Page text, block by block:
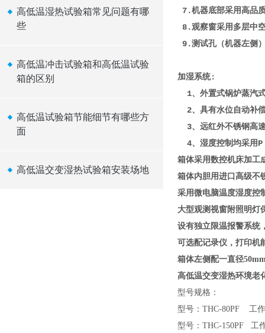
高低温湿热试验箱常见问题有哪
些
高低温冲击试验箱和高低温试验
箱的区别
高低温试验箱节能细节有哪些方
面
高低温交变湿热试验箱安装场地
7.机器底部采用高品
8.观察窗采用多层中
9.测试孔（机器左侧
加湿系统:
1、外置式锅炉蒸汽
2、具有水位自动补
3、远红外不锈钢高
4、湿度控制均采
箱体采用数控机床加工
箱体内胆用进口高级不
采用微电脑温度湿度控
大型观测视窗附照明灯
设有独立限温报警系统
可选配记录仪，打印机
箱体左侧配一直径
高低温交变湿热环境老
型号规格：
型号：THC-80PF 工
型号：THC-150PF 工